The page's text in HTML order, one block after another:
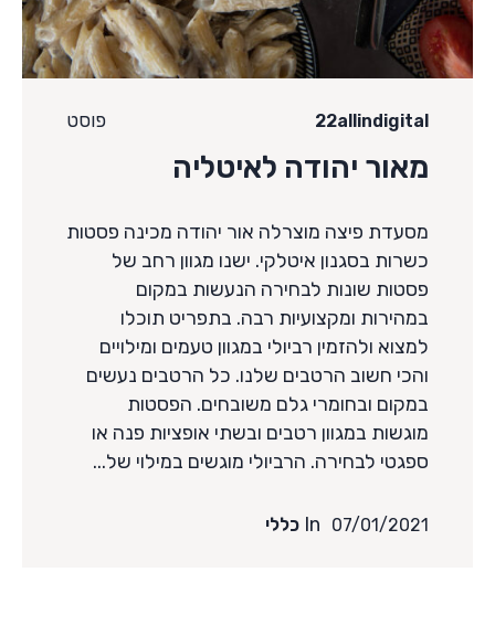
22allindigital פוסט
מאור יהודה לאיטליה
מסעדת פיצה מוצרלה אור יהודה מכינה פסטות
כשרות בסגנון איטלקי. ישנו מגוון רחב של
פסטות שונות לבחירה הנעשות במקום
במהירות ומקצועיות רבה. בתפריט תוכלו
למצוא ולהזמין רביולי במגוון טעמים ומילויים
והכי חשוב הרטבים שלנו. כל הרטבים נעשים
במקום ובחומרי גלם משובחים. הפסטות
מוגשות במגוון רטבים ובשתי אופציות פנה או
ספגטי לבחירה. הרביולי מוגשים במילוי של...
07/01/2021
In כללי